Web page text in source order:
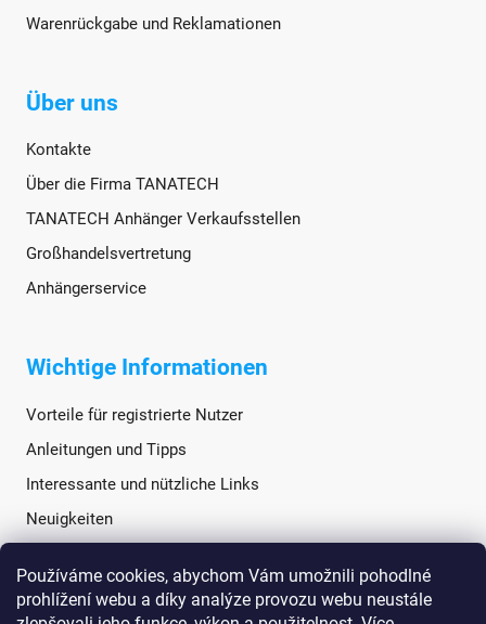
Používáme cookies, abychom Vám umožnili pohodlné
prohlížení webu a díky analýze provozu webu neustále
Warenrückgabe und Reklamationen
Über uns
Kontakte
Über die Firma TANATECH
TANATECH Anhänger Verkaufsstellen
Großhandelsvertretung
Anhängerservice
Wichtige Informationen
Vorteile für registrierte Nutzer
Anleitungen und Tipps
Interessante und nützliche Links
Neuigkeiten
Soziale Netzwerke